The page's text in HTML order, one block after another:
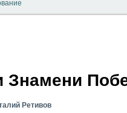
Знамени
Ретивов